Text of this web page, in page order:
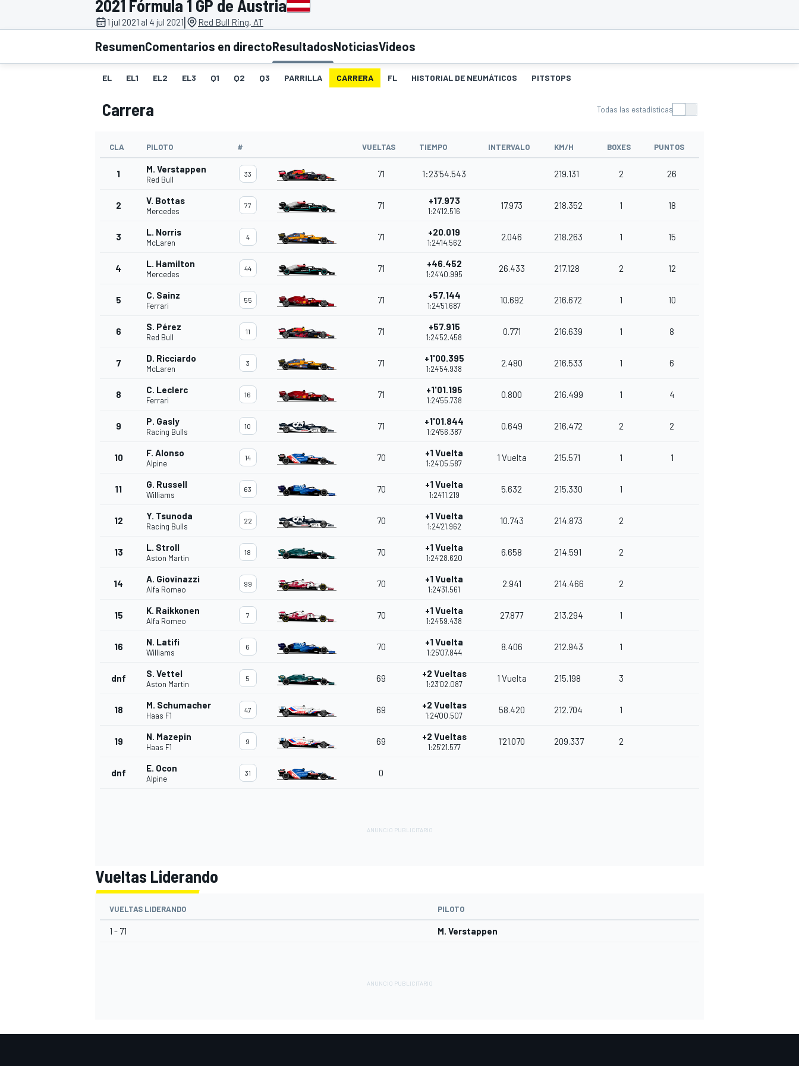
FÓRMULA E MOTO
2021 Fórmula 1 GP de Austria
1 jul 2021 al 4 jul 2021| Red Bull Ring, AT
ResumenComentarios en directoResultadosNoticiasVideos
EL EL1 EL2 EL3 Q1 Q2 Q3 PARRILLA CARRERA FL HISTORIAL DE NEUMÁTICOS PITSTOPS
Carrera Todas las estadísticas
CLA PILOTO # VUELTAS TIEMPO INTERVALO KM/H BOXES PUNTOS
1 M. Verstappen
Red Bull
33 71 1:23'54.543 219.131 2 26
2 V. Bottas
Mercedes
77 71 +17.973
1:24'12.516
17.973 218.352 1 18
3 L. Norris
McLaren
4 71 +20.019
1:24'14.562
2.046 218.263 1 15
4 L. Hamilton
Mercedes
44 71 +46.452
1:24'40.995
26.433 217.128 2 12
5 C. Sainz
Ferrari
55 71 +57.144
1:24'51.687
10.692 216.672 1 10
6 S. Pérez
Red Bull
11 71 +57.915
1:24'52.458
0.771 216.639 1 8
7 D. Ricciardo
McLaren
3 71 +1'00.395
1:24'54.938
2.480 216.533 1 6
8 C. Leclerc
Ferrari
16 71 +1'01.195
1:24'55.738
0.800 216.499 1 4
9 P. Gasly
Racing Bulls
10 71 +1'01.844
1:24'56.387
0.649 216.472 2 2
10 F. Alonso
Alpine
14 70 +1 Vuelta
1:24'05.587
1 Vuelta 215.571 1 1
11 G. Russell
Williams
63 70 +1 Vuelta
1:24'11.219
5.632 215.330 1
12 Y. Tsunoda
Racing Bulls
22 70 +1 Vuelta
1:24'21.962
10.743 214.873 2
13 L. Stroll
Aston Martin
18 70 +1 Vuelta
1:24'28.620
6.658 214.591 2
14 A. Giovinazzi
Alfa Romeo
99 70 +1 Vuelta
1:24'31.561
2.941 214.466 2
15 K. Raikkonen
Alfa Romeo
7 70 +1 Vuelta
1:24'59.438
27.877 213.294 1
16 N. Latifi
Williams
6 70 +1 Vuelta
1:25'07.844
8.406 212.943 1
dnf S. Vettel
Aston Martin
5 69 +2 Vueltas
1:23'02.087
1 Vuelta 215.198 3
18 M. Schumacher
Haas F1
47 69 +2 Vueltas
1:24'00.507
58.420 212.704 1
19 N. Mazepin
Haas F1
9 69 +2 Vueltas
1:25'21.577
1'21.070 209.337 2
dnf E. Ocon
Alpine
31 0
Vueltas Liderando
VUELTAS LIDERANDO PILOTO
1 - 71 M. Verstappen